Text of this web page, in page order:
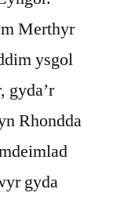
Merthyr
ysgol
gyda’r
Rhondda
gyda